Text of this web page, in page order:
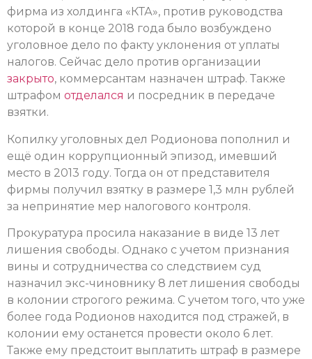
фирма из холдинга «КТА», против руководства
которой в конце 2018 года было возбуждено
уголовное дело по факту уклонения от уплаты
налогов. Сейчас дело против организации
закрыто, коммерсантам назначен штраф. Также
штрафом отделался и посредник в передаче
взятки.
Копилку уголовных дел Родионова пополнил и
ещё один коррупционный эпизод, имевший
место в 2013 году. Тогда он от представителя
фирмы получил взятку в размере 1,3 млн рублей
за непринятие мер налогового контроля.
Прокуратура просила наказание в виде 13 лет
лишения свободы. Однако с учетом признания
вины и сотрудничества со следствием суд
назначил экс-чиновнику 8 лет лишения свободы
в колонии строгого режима. С учетом того, что уже
более года Родионов находится под стражей, в
колонии ему останется провести около 6 лет.
Также ему предстоит выплатить штраф в размере